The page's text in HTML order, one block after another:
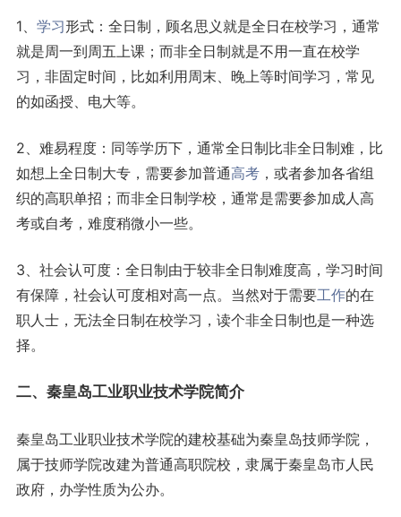
1、 学习形式：全日制，顾名思义就是全日在校学习，通常
就是周一到周五上课；而非全日制就是不用一直在校学
习，非固定时间，比如利用周末、晚上等时间学习，常见
的如函授、电大等。
2、难易程度：同等学历下，通常全日制比非全日制难，比
如想上全日制大专，需要参加普通高考，或者参加各省组
织的高职单招；而非全日制学校，通常是需要参加成人高
考或自考，难度稍微小一些。
3、社会认可度：全日制由于较非全日制难度高，学习时间
有保障，社会认可度相对高一点。当然对于需要工作的在
职人士，无法全日制在校学习，读个非全日制也是一种选
择。
二、秦皇岛工业职业技术学院简介
秦皇岛工业职业技术学院的建校基础为秦皇岛技师学院，
属于技师学院改建为普通高职院校，隶属于秦皇岛市人民
政府，办学性质为公办。